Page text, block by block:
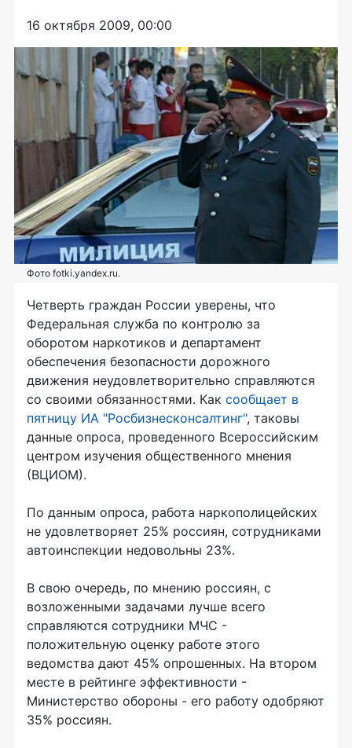
16 октября 2009, 00:00
Фото fotki.yandex.ru.
Четверть граждан России уверены, что
Федеральная служба по контролю за
оборотом наркотиков и департамент
обеспечения безопасности дорожного
движения неудовлетворительно справляются
со своими обязанностями. Как сообщает в
пятницу ИА "Росбизнесконсалтинг", таковы
данные опроса, проведенного Всероссийским
центром изучения общественного мнения
(ВЦИОМ).
По данным опроса, работа наркополицейских
не удовлетворяет 25% россиян, сотрудниками
автоинспекции недовольны 23%.
В свою очередь, по мнению россиян, с
возложенными задачами лучше всего
справляются сотрудники МЧС -
положительную оценку работе этого
ведомства дают 45% опрошенных. На втором
месте в рейтинге эффективности -
Министерство обороны - его работу одобряют
35% россиян.